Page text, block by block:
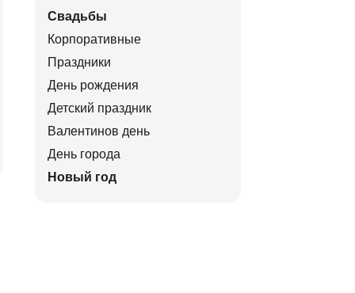
Свадьбы
Корпоративные
Праздники
День рождения
Детский праздник
Валентинов день
День города
Новый год